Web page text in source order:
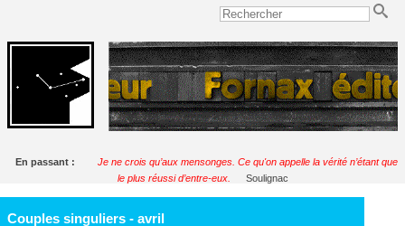
En passant :
Je ne crois qu’aux mensonges. Ce qu'on appelle la vérité n’étant que
le plus réussi d’entre-eux.
Soulignac
Couples singuliers - avril